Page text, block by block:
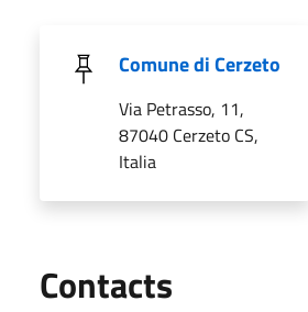
Comune di Cerzeto
Via Petrasso, 11,
87040 Cerzeto CS,
Italia
Contacts